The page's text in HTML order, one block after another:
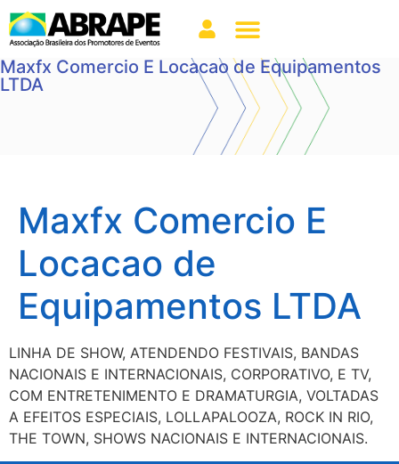
Maxfx Comercio E Locacao de Equipamentos
LTDA
Maxfx Comercio E
Locacao de
Equipamentos LTDA
LINHA DE SHOW, ATENDENDO FESTIVAIS, BANDAS
NACIONAIS E INTERNACIONAIS, CORPORATIVO, E TV,
COM ENTRETENIMENTO E DRAMATURGIA, VOLTADAS
A EFEITOS ESPECIAIS, LOLLAPALOOZA, ROCK IN RIO,
THE TOWN, SHOWS NACIONAIS E INTERNACIONAIS.